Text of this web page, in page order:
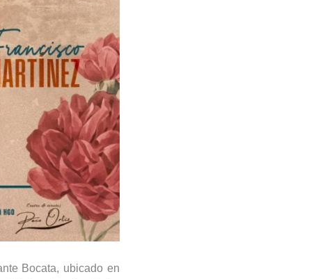
Bocata, ubicado en